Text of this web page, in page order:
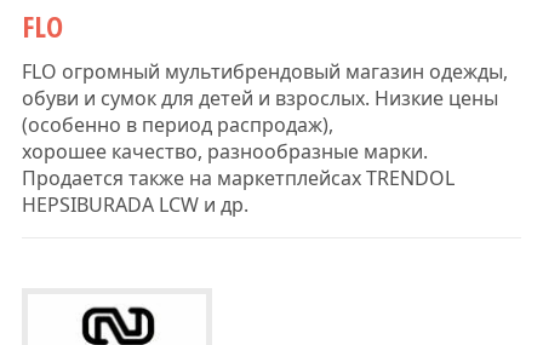
FLO
FLO огромный мультибрендовый магазин одежды,
обуви и сумок для детей и взрослых. Низкие цены
(особенно в период распродаж),
хорошее качество, разнообразные марки.
Продается также на маркетплейсах TRENDOL
HEPSIBURADA LCW и др.